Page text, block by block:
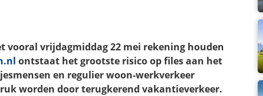
vooral vrijdagmiddag 22 mei rekening houden
ontstaat het grootste risico op files aan het
en regulier woon-werkverkeer
worden door terugkerend vakantieverkeer.